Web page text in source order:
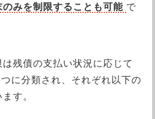
みを制限することも可能 で
残債の支払い状況に応じて
に分類され、それぞれ以下の
す。